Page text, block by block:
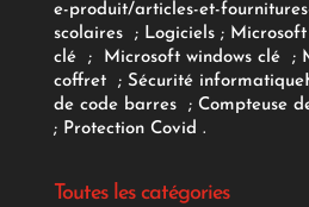
e-produit/articles-et-
scolaires; Logiciels ;
clé
; Microsoft windows clé;
coffret ; Sécurité informatique
de code barres
; Compteuse
; Protection Covid .
Toutes les catégories